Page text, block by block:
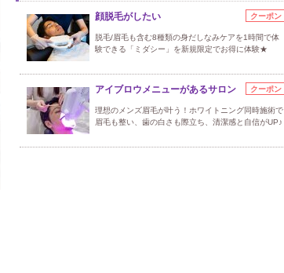
顔脱毛がしたい クーポン
脱毛/眉毛も含む8種類の身だしなみケアを1時間で体
験できる「ミダシー」を新規限定でお得に体験★
アイブロウメニューがあるサロン クーポン
理想のメンズ眉毛が叶う！ホワイトニング同時施術で
眉毛も整い、歯の白さも際立ち、清潔感と自信がUP♪